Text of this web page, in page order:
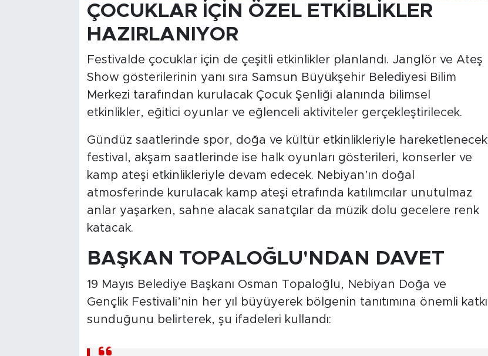
ÇOCUKLAR İÇİN ÖZEL ETKİBLİKLER
HAZIRLANIYOR
Festivalde çocuklar için de çeşitli etkinlikler planlandı. Janglör ve Ateş
Show gösterilerinin yanı sıra Samsun Büyükşehir Belediyesi Bilim
Merkezi tarafından kurulacak Çocuk Şenliği alanında bilimsel
etkinlikler, eğitici oyunlar ve eğlenceli aktiviteler gerçekleştirilecek.
Gündüz saatlerinde spor, doğa ve kültür etkinlikleriyle hareketlenecek
festival, akşam saatlerinde ise halk oyunları gösterileri, konserler ve
kamp ateşi etkinlikleriyle devam edecek. Nebiyan’ın doğal
atmosferinde kurulacak kamp ateşi etrafında katılımcılar unutulmaz
anlar yaşarken, sahne alacak sanatçılar da müzik dolu gecelere renk
katacak.
BAŞKAN TOPALOĞLU'NDAN DAVET
19 Mayıs Belediye Başkanı Osman Topaloğlu, Nebiyan Doğa ve
Gençlik Festivali’nin her yıl büyüyerek bölgenin tanıtımına önemli katkı
sunduğunu belirterek, şu ifadeleri kullandı: